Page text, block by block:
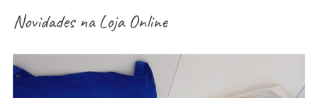
Novidades naLoja Online